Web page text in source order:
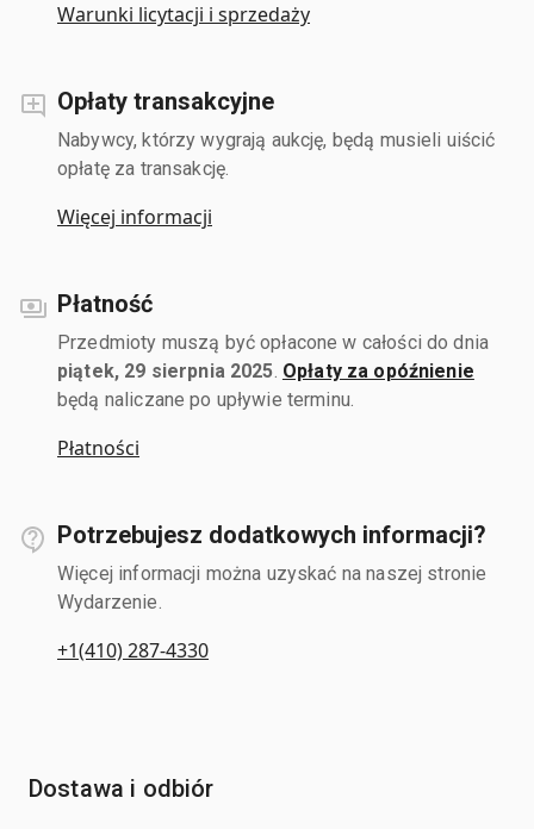
Warunki licytacji i sprzedaży
Opłaty transakcyjne
Nabywcy, którzy wygrają aukcję, będą musieli uiścić
opłatę za transakcję.
Więcej informacji
Płatność
Przedmioty muszą być opłacone w całości do dnia
piątek, 29 sierpnia 2025 Opłaty za opóźnienie
będą naliczane po upływie terminu.
Płatności
Potrzebujesz dodatkowych informacji?
Więcej informacji można uzyskać na naszej stronie
Wydarzenie.
+1(410) 287-4330
Dostawa i odbiór